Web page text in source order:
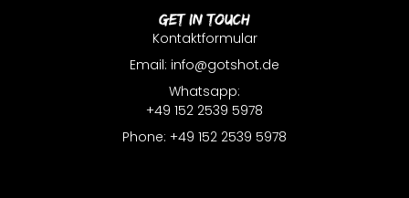
Get In Touch
Kontaktformular
Email: info@gotshot.de
Whatsapp:
+49 152 2539 5978
Phone: +49 152 2539 5978